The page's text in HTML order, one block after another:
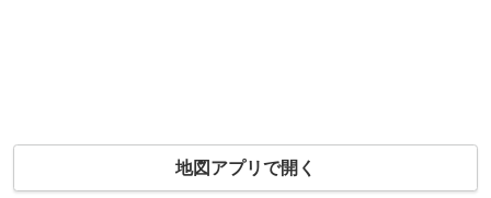
地図アプリで開く